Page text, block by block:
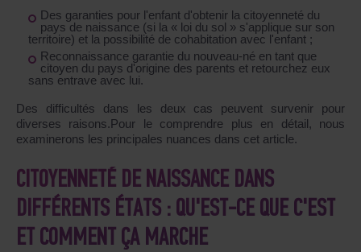
Des garanties pour l'enfant d'obtenir la citoyenneté du
pays de naissance (si la « loi du sol » s'applique sur son
territoire) et la possibilité de cohabitation avec l'enfant ;
Reconnaissance garantie du nouveau-né en tant que
citoyen du pays d'origine des parents et retourchez eux
sans entrave avec lui.
Des difficultés dans les deux cas peuvent survenir pour
diverses raisons.Pour le comprendre plus en détail, nous
examinerons les principales nuances dans cet article.
CITOYENNETÉ DE NAISSANCE DANS
DIFFÉRENTS ÉTATS : QU'EST-CE QUE C'EST
ET COMMENT ÇA MARCHE